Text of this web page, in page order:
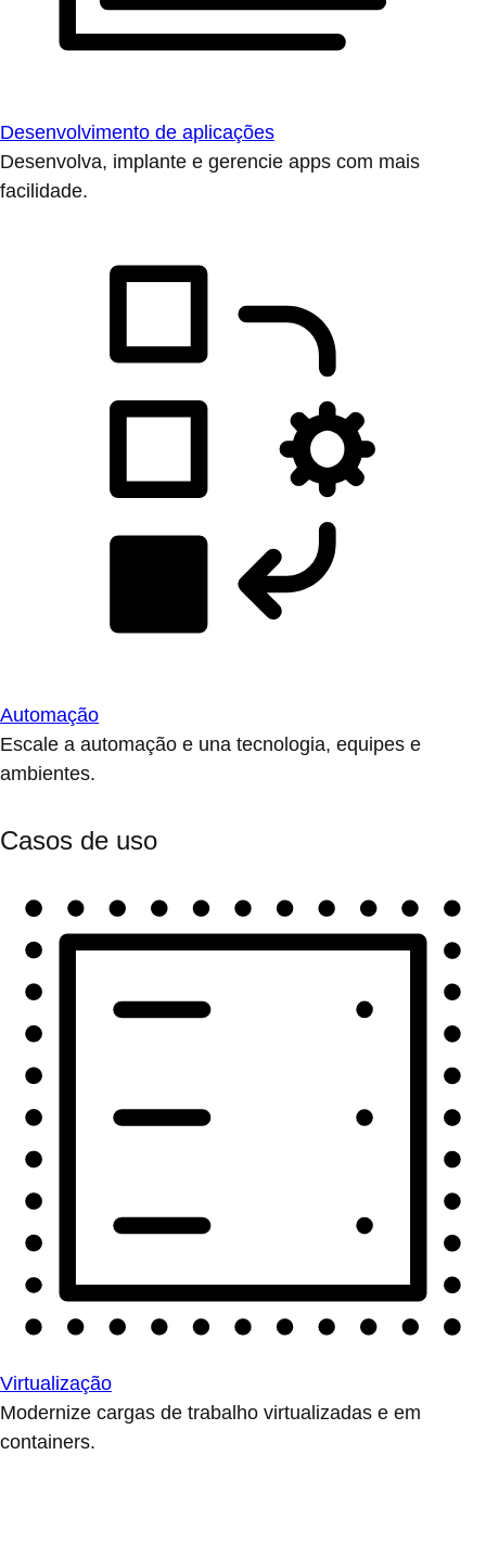
Desenvolvimento de aplicações
Desenvolva, implante e gerencie apps com mais
facilidade.
Automação
Escale a automação e una tecnologia, equipes e
ambientes.
Casos de uso
Virtualização
Modernize cargas de trabalho virtualizadas e em
containers.